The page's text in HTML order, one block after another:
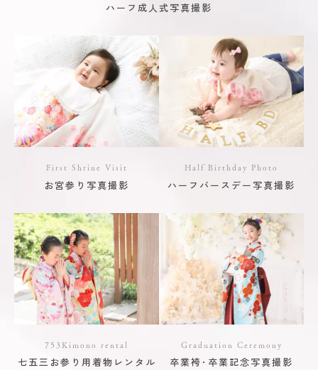
ハーフ成人式写真撮影
First Shrine Visit
お宮参り写真撮影
Half Birthday Photo
ハーフバースデー写真撮影
753Kimono rental
七五三お参り用着物レンタル
Graduation Ceremony
卒業袴･卒業記念写真撮影